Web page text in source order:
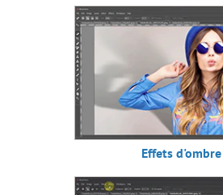
Effets d'ombre